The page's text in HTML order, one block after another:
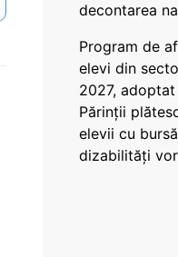
decontarea
Program de
elevi din
2027,
Părinții
elevii cu
dizabilităţi